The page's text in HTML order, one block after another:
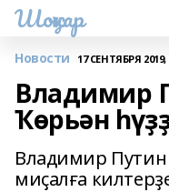
Шоңҡар
Новости 17 СЕНТЯБРЯ 2019,
Владимир
Ҡөрьән
Владимир Путин
миҫалға